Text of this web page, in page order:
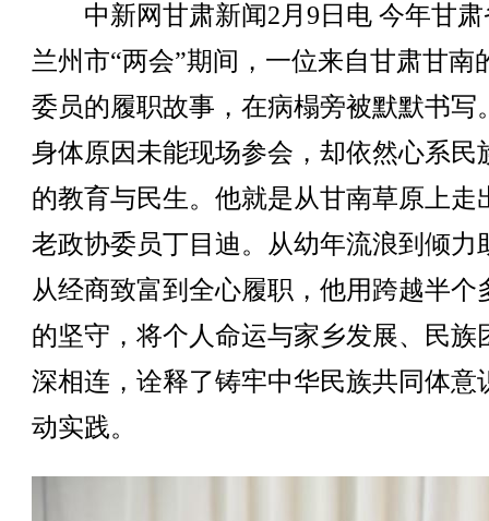
中新网甘肃新闻2月9日电 今年甘肃
兰州市“两会”期间，一位来自甘肃甘南
委员的履职故事，在病榻旁被默默书写
身体原因未能现场参会，却依然心系民
的教育与民生。他就是从甘南草原上走
老政协委员丁目迪。从幼年流浪到倾力
从经商致富到全心履职，他用跨越半个
的坚守，将个人命运与家乡发展、民族
深相连，诠释了铸牢中华民族共同体意
动实践。